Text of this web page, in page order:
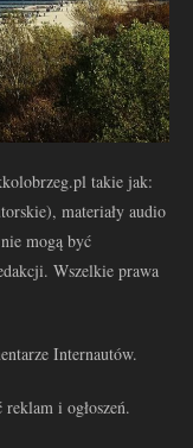
takie jak:
materiały audio
mogą być
Wszelkie prawa
Internautów.
i ogłoszeń.